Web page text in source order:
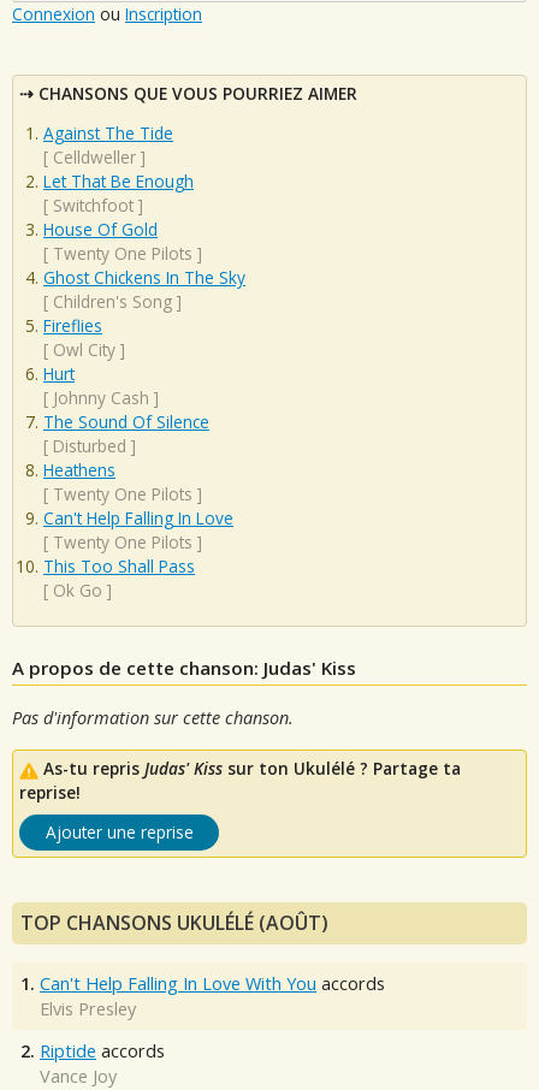
Connexion ou Inscription
CHANSONS QUE VOUS POURRIEZ AIMER
Against The Tide
[ Celldweller ]
Let That Be Enough
[ Switchfoot ]
House Of Gold
[ Twenty One Pilots ]
Ghost Chickens In The Sky
[ Children's Song ]
Fireflies
[ Owl City ]
Hurt
[ Johnny Cash ]
The Sound Of Silence
[ Disturbed ]
Heathens
[ Twenty One Pilots ]
Can't Help Falling In Love
[ Twenty One Pilots ]
This Too Shall Pass
[ Ok Go ]
A propos de cette chanson: Judas' Kiss
Pas d'information sur cette chanson.
As-tu repris Judas' Kiss sur ton Ukulélé ? Partage ta
reprise!
Ajouter une reprise
TOP CHANSONS UKULÉLÉ (AOÛT)
1. Can't Help Falling In Love With You accords
Elvis Presley
2. Riptide accords
Vance Joy